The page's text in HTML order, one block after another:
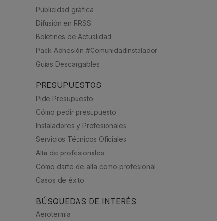
Publicidad gráfica
Difusión en RRSS
Boletines de Actualidad
Pack Adhesión #ComunidadInstalador
Guías Descargables
PRESUPUESTOS
Pide Presupuesto
Cómo pedir presupuesto
Instaladores y Profesionales
Servicios Técnicos Oficiales
Alta de profesionales
Cómo darte de alta como profesional
Casos de éxito
BÚSQUEDAS DE INTERÉS
Aerotermia